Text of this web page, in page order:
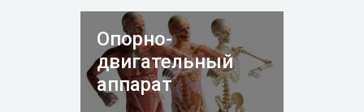
Опорно-
двигательный
аппарат